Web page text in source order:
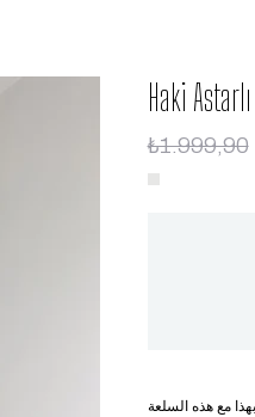
Haki
₺1.999,90
مع هذه السلعة